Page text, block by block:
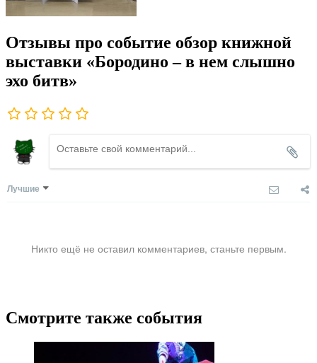
Отзывы про событие обзор книжной
выставки «Бородино – в нем слышно
эхо битв»
Лучшие
Никто ещё не оставил комментариев, станьте первым.
Смотрите также события